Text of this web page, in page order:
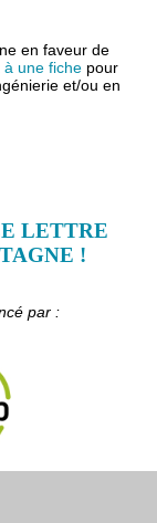
en faveur de
à une fiche pour
et/ou en
LETTRE
!
par :